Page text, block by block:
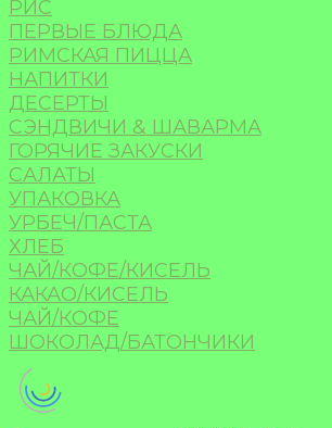
РИС
ПЕРВЫЕ БЛЮДА
РИМСКАЯ ПИЦЦА
НАПИТКИ
ДЕСЕРТЫ
СЭНДВИЧИ & ШАВАРМА
ГОРЯЧИЕ ЗАКУСКИ
САЛАТЫ
УПАКОВКА
УРБЕЧ/ПАСТА
ХЛЕБ
ЧАЙ/КОФЕ/КИСЕЛЬ
КАКАО/КИСЕЛЬ
ЧАЙ/КОФЕ
ШОКОЛАД/БАТОНЧИКИ